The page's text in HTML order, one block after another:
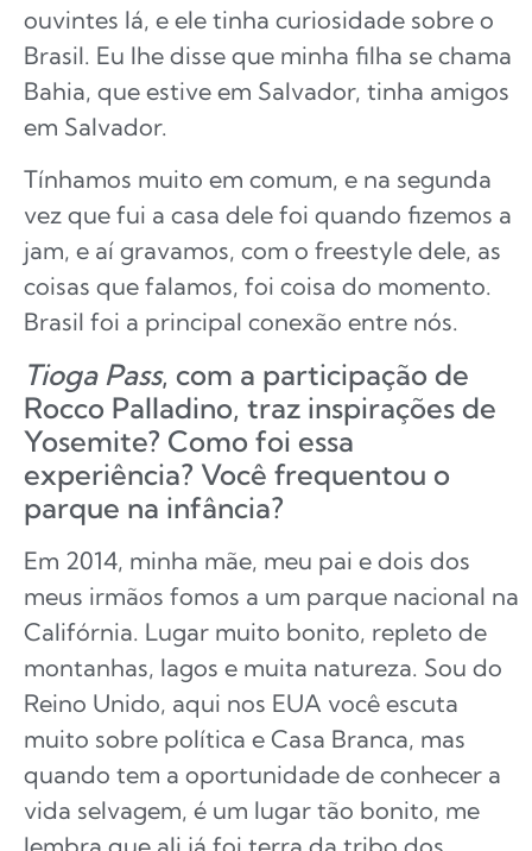
ouvintes lá, e ele tinha curiosidade sobre o
Brasil. Eu lhe disse que minha filha se chama
Bahia, que estive em Salvador, tinha amigos
em Salvador.
Tínhamos muito em comum, e na segunda
vez que fui a casa dele foi quando fizemos a
jam, e aí gravamos, com o freestyle dele, as
coisas que falamos, foi coisa do momento.
Brasil foi a principal conexão entre nós.
Tioga Pass, com a participação de
Rocco Palladino, traz inspirações de
Yosemite? Como foi essa
experiência? Você frequentou o
parque na infância?
Em 2014, minha mãe, meu pai e dois dos
meus irmãos fomos a um parque nacional na
Califórnia. Lugar muito bonito, repleto de
montanhas, lagos e muita natureza. Sou do
Reino Unido, aqui nos EUA você escuta
muito sobre política e Casa Branca, mas
quando tem a oportunidade de conhecer a
vida selvagem, é um lugar tão bonito, me